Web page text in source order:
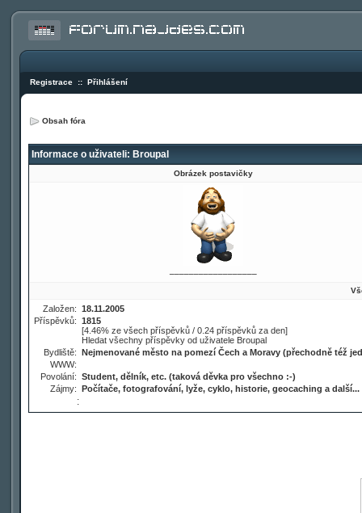
Registrace :: Přihlášení
Obsah fóra
Informace o uživateli: Broupal
Obrázek postavičky
Založen: 18.11.2005
Příspěvků: 1815
[4.46% ze všech příspěvků / 0.24 příspěvků za den]
Hledat všechny příspěvky od uživatele Broupal
Bydliště: Nejmenované město na pomezí Čech a Moravy (přechodně též
WWW:
Povolání: Student, dělník, etc. (taková děvka pro všechno :-)
Zájmy: Počítače, fotografování, lyže, cyklo, historie, geocaching a další...
: